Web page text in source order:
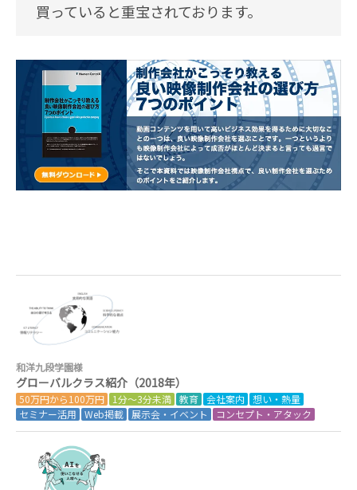
買っていると重宝されております。
和洋九段学園様
グローバルクラス紹介（2018年）
50万円から100万円 1分～3分未満 教育 会社案内 想い・熱量
セミナー活用
Web掲載 展示会・イベント コンセプト・アタック